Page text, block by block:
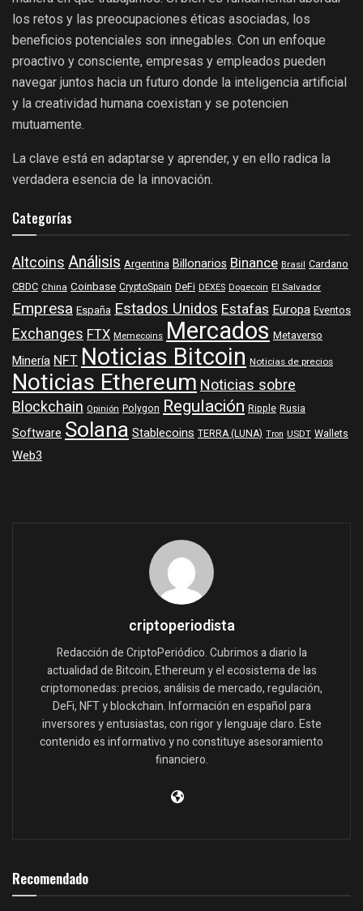
los retos y las preocupaciones éticas asociadas, los
beneficios potenciales son innegables. Con un enfoque
proactivo y consciente, empresas y empleados pueden
navegar juntos hacia un futuro donde la inteligencia artificial
y la creatividad humana coexistan y se potencien
mutuamente.
La clave está en adaptarse y aprender, y en ello radica la
verdadera esencia de la innovación.
Categorías
AltcoinsAnálisis Argentina Billonarios Binance Brasil Cardano
CBDC China Coinbase CryptoSpain DeFi DEXES Dogecoin El Salvador
Empresa España Estados UnidosEstafasEuropa Eventos
ExchangesFTX Memecoins Mercados Metaverso
MineríaNFTNoticias Bitcoin Noticias de precios
Noticias EthereumNoticias sobre
Blockchain Opinión Polygon Regulación Ripple Rusia
Software SolanaStablecoins TERRA (LUNA) Tron USDT Wallets
Web3
criptoperiodista
Redacción de CriptoPeriódico. Cubrimos a diario la
actualidad de Bitcoin, Ethereum y el ecosistema de las
criptomonedas: precios, análisis de mercado, regulación,
DeFi, NFT y blockchain. Información en español para
inversores y entusiastas, con rigor y lenguaje claro. Este
contenido es informativo y no constituye asesoramiento
financiero.
Recomendado